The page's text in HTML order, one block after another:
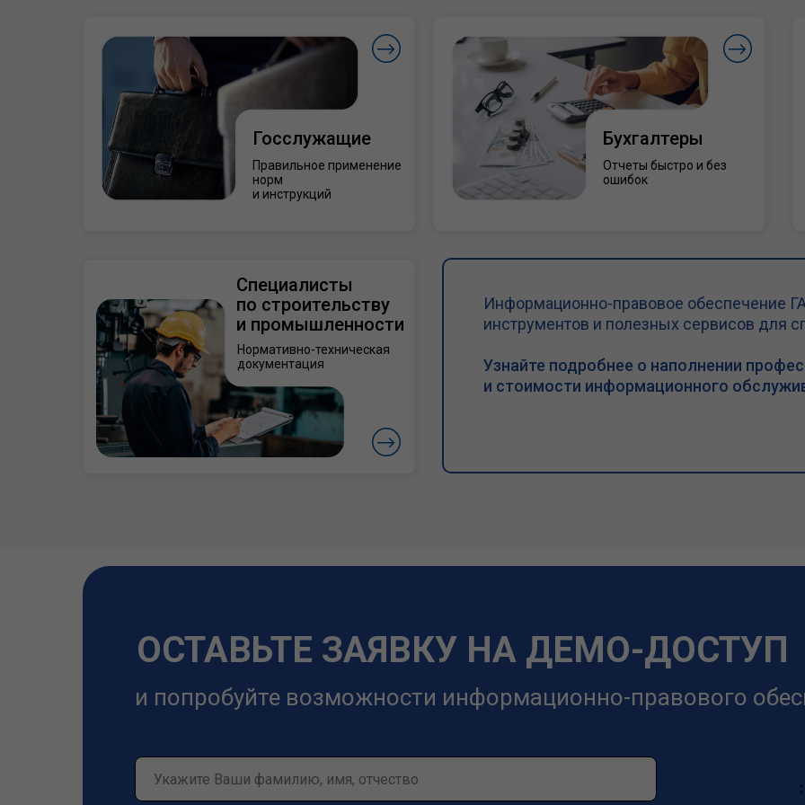
Госслужащие
Правильное применение
норм
и инструкций
Бухгалтеры
Отчеты быстро и без
ошибок
Специалисты
по строительству
и промышленности
Нормативно-техническая
документация
Информационно-правовое обеспечение
инструментов и полезных сервисов для
Узнайте подробнее о наполнении
и стоимости информационного
и попробуйте возможности информационно-правового
ОСТАВЬТЕ ЗАЯВКУ НА ДЕМО-ДОСТУП